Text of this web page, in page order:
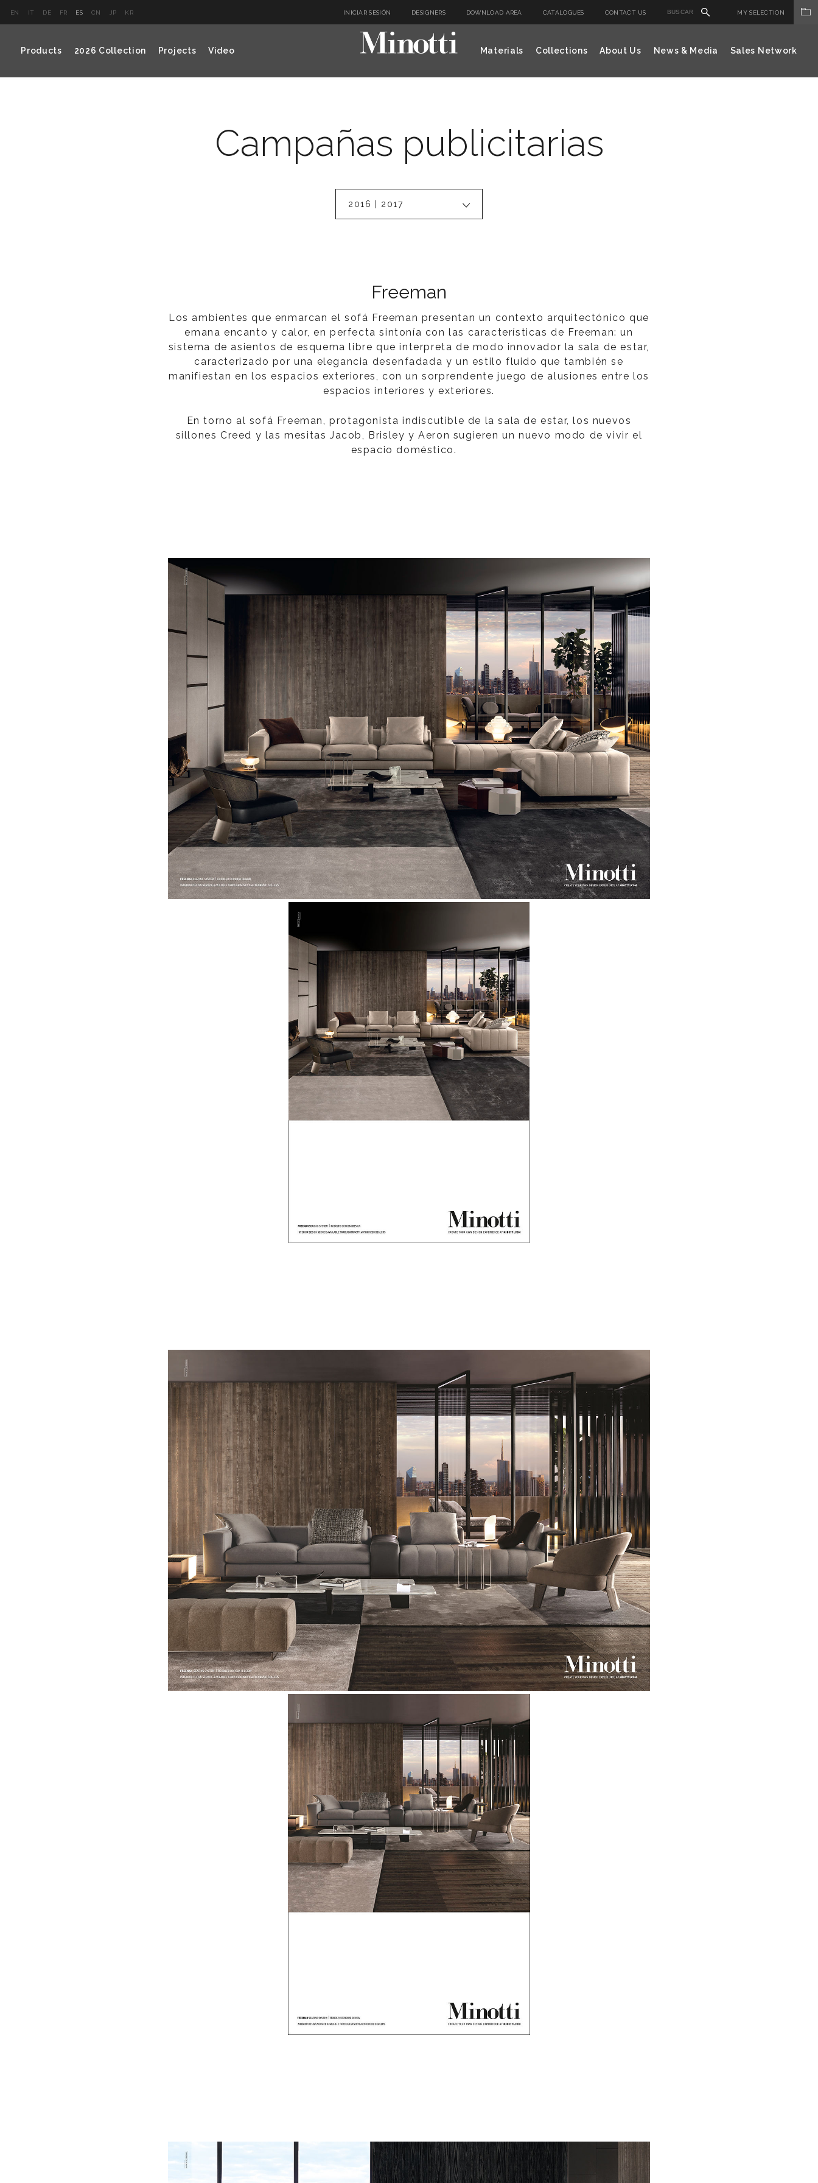
EN IT DE FR ES CN JP KR INICIAR SESIÓN DESIGNERS DOWNLOAD AREA CATALOGUES CONTACT US MY SELECTION
Products 2026 Collection Projects Video Materials Collections About Us News & Media Sales Network
Campañas publicitarias
2016 | 2017
Freeman
Los ambientes que enmarcan el sofá Freeman presentan un contexto arquitectónico que
emana encanto y calor, en perfecta sintonía con las características de Freeman: un
sistema de asientos de esquema libre que interpreta de modo innovador la sala de estar,
caracterizado por una elegancia desenfadada y un estilo fluido que también se
manifiestan en los espacios exteriores, con un sorprendente juego de alusiones entre los
espacios interiores y exteriores.
En torno al sofá Freeman, protagonista indiscutible de la sala de estar, los nuevos
sillones Creed y las mesitas Jacob, Brisley y Aeron sugieren un nuevo modo de vivir el
espacio doméstico.